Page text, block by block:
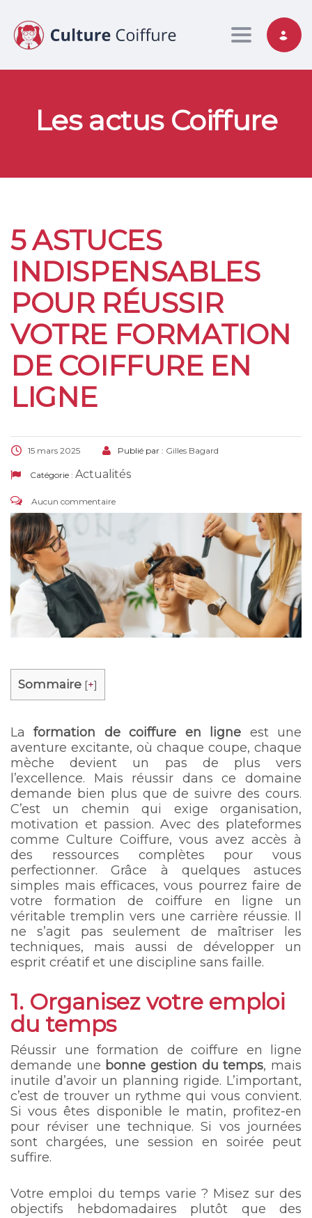
Toggle
Les actus Coiffure
5 ASTUCES
INDISPENSABLES
POUR RÉUSSIR
VOTRE FORMATION
DE COIFFURE EN
LIGNE
15 mars 2025 Publié par : Gilles Bagard
Catégorie : Actualités
Aucun commentaire
Sommaire [+]
Laformation de coiffure en ligne est une
aventure excitante, où chaque coupe, chaque
mèche devient un pas de plus vers
l’excellence. Mais réussir dans ce domaine
demande bien plus que de suivre des cours.
C’est un chemin qui exige organisation,
motivation et passion. Avec des plateformes
comme Culture Coiffure, vous avez accès à
des ressources complètes pour vous
perfectionner. Grâce à quelques astuces
simples mais efficaces, vous pourrez faire de
votre formation de coiffure en ligne un
véritable tremplin vers une carrière réussie. Il
ne s’agit pas seulement de maîtriser les
techniques, mais aussi de développer un
esprit créatif et une discipline sans faille.
1. Organisez votre emploi
du temps
Réussir une formation de coiffure en ligne
demande une bonne gestion du temps, mais
inutile d’avoir un planning rigide. L’important,
c’est de trouver un rythme qui vous convient.
Si vous êtes disponible le matin, profitez-en
pour réviser une technique. Si vos journées
sont chargées, une session en soirée peut
suffire.
Votre emploi du temps varie ? Misez sur des
objectifs hebdomadaires plutôt que des